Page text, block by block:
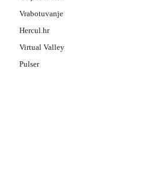
Vrabotuvanje
Hercul.hr
Virtual Valley
Pulser